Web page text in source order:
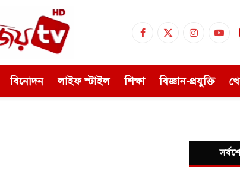
Facebook
X
Instagram
বিনোদন লাইফ স্টাইল শিক্ষা বিজ্ঞান-প্রযুক্তি